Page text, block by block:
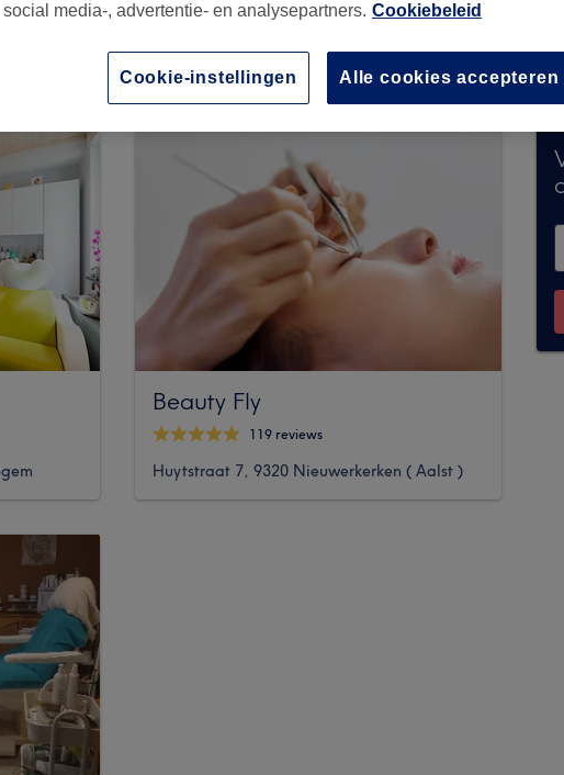
geen boekingen via Treatwell. Gebruik de
buurt te ontdekken. Je vindt er tal van
Beauty Fly
119 reviews
Huytstraat 7, 9320 Nieuwerkerken ( Aalst )
social media-, advertentie- en analysepartners. Cookiebeleid
Alle cookies accepteren
Cookie-instellingen